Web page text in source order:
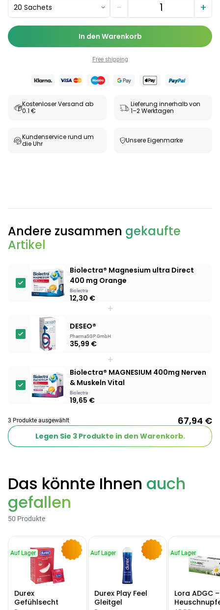
Categories
TestzentrumArzneimittel
&
Gesundheit
Hygiene &
Haushalt
Baby &
Familie
Sanitätshaus
Products
20 Sachets − +
In den Warenkorb
Free shipping
Kostenloser Versand ab
0.1 €
Lieferung innerhalb von
1–2 Werktagen
Kundenservice rund um
die Uhr
Unsere Eigenmarke
Andere zusammen gekaufte
Artikel
Biolectra® Magnesium ultra Direct
400 mg Orange
Biolectra
12,30 €
+
DESEO®
PharmaSGP GmbH
35,99 €
+
Biolectra® MAGNESIUM 400mg Nerven
& Muskeln Vital
Biolectra
19,65 €
3 Produkte ausgewählt 67,94 €
Legen Sie 3Produkte in den Warenkorb.
Das könnte Ihnen auch
gefallen
50 Produkte
-9%
Auf Lager
Durex
Gefühlsecht
-10%
Auf Lager
Durex Play Feel
Gleitgel
Auf Lager
Lora ADGC